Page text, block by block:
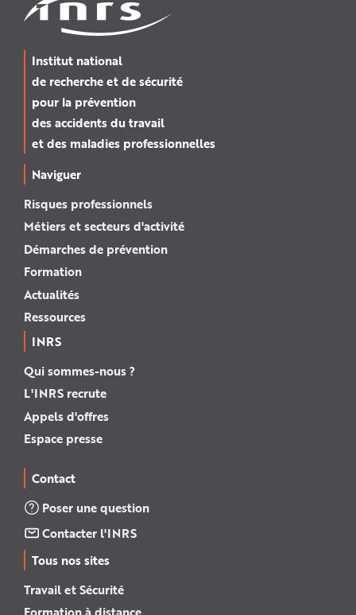
Institut national
de recherche et de sécurité
pour la prévention
des accidents du travail
et des maladies professionnelles
Naviguer
Risques professionnels
Métiers et secteurs d'activité
Démarches de prévention
Formation
Actualités
Ressources
INRS
Qui sommes-nous ?
L'INRS recrute
Appels d'offres
Espace presse
Contact
Poser une question
Contacter l'INRS
Tous nos sites
Travail et Sécurité